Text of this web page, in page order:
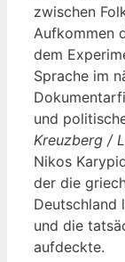
zwischen
Aufkommen
dem
Sprache im
und
Kreuzberg /
Nikos
der die
Deutschland
und die
aufdeckte.